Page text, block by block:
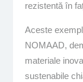
rezistentă în
Aceste
NOMAAD,
materiale
sustenabile